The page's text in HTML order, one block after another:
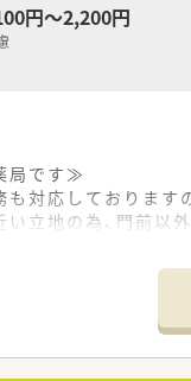
円～2,200円
局です≫
対応しております
立地の為、門前以